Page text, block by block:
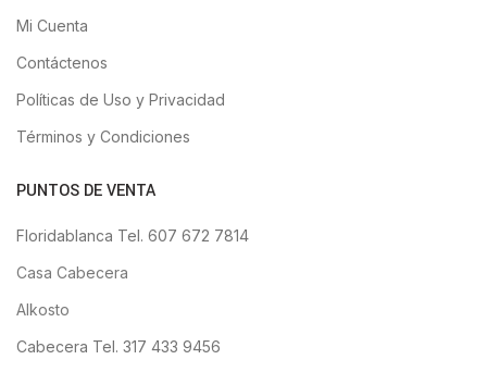
Mi Cuenta
Contáctenos
Políticas de Uso y Privacidad
Términos y Condiciones
PUNTOS DE VENTA
Floridablanca Tel. 607 672 7814
Casa Cabecera
Alkosto
Cabecera Tel. 317 433 9456